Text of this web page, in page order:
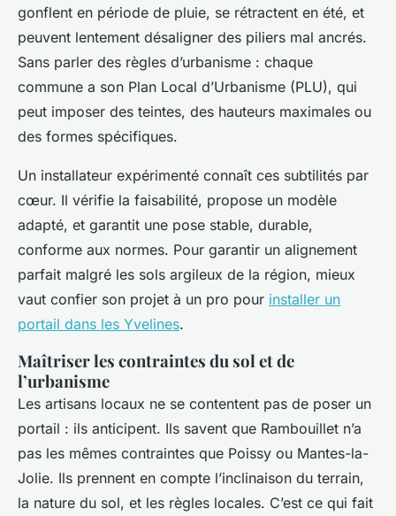
gonflent en période de pluie, se rétractent en été, et
peuvent lentement désaligner des piliers mal ancrés.
Sans parler des règles d’urbanisme : chaque
commune a son Plan Local d’Urbanisme (PLU), qui
peut imposer des teintes, des hauteurs maximales ou
des formes spécifiques.
Un installateur expérimenté connaît ces subtilités par
cœur. Il vérifie la faisabilité, propose un modèle
adapté, et garantit une pose stable, durable,
conforme aux normes. Pour garantir un alignement
parfait malgré les sols argileux de la région, mieux
vaut confier son projet à un pro pour installer un
portail dans les Yvelines.
Maîtriser les contraintes du sol et de
l’urbanisme
Les artisans locaux ne se contentent pas de poser un
portail : ils anticipent. Ils savent que Rambouillet n’a
pas les mêmes contraintes que Poissy ou Mantes-la-
Jolie. Ils prennent en compte l’inclinaison du terrain,
la nature du sol, et les règles locales. C’est ce qui fait